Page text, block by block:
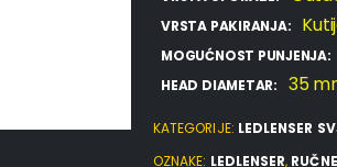
VRSTA PAKIRANJA:
MOGUĆNOST PUNJENJA:
HEAD DIAMETAR: 35
KATEGORIJE: LEDLENSER
OZNAKE: LEDLENSER,